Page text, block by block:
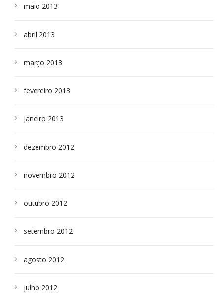
maio 2013
abril 2013
março 2013
fevereiro 2013
janeiro 2013
dezembro 2012
novembro 2012
outubro 2012
setembro 2012
agosto 2012
julho 2012